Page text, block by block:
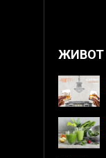
ЖИВОТ